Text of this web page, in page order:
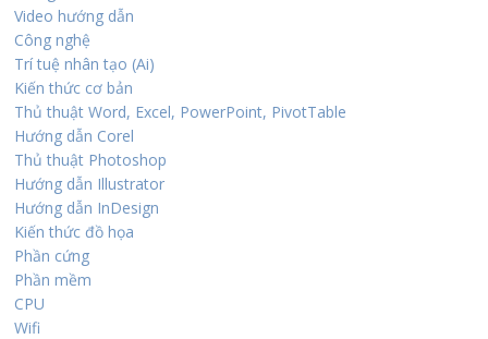
Video hướng dẫn
Công nghệ
Trí tuệ nhân tạo (Ai)
Kiến thức cơ bản
Thủ thuật Word, Excel, PowerPoint, PivotTable
Hướng dẫn Corel
Thủ thuật Photoshop
Hướng dẫn Illustrator
Hướng dẫn InDesign
Kiến thức đồ họa
Phần cứng
Phần mềm
CPU
Wifi